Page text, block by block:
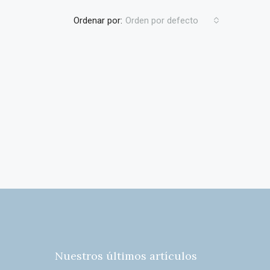
Ordenar por: Orden por defecto
Nuestros últimos artículos